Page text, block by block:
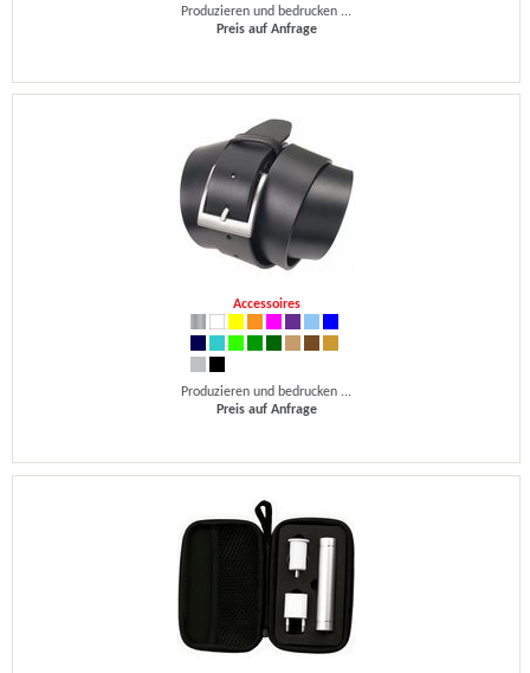
Produzieren und bedrucken ...
Preis auf Anfrage
Accessoires
Produzieren und bedrucken ...
Preis auf Anfrage